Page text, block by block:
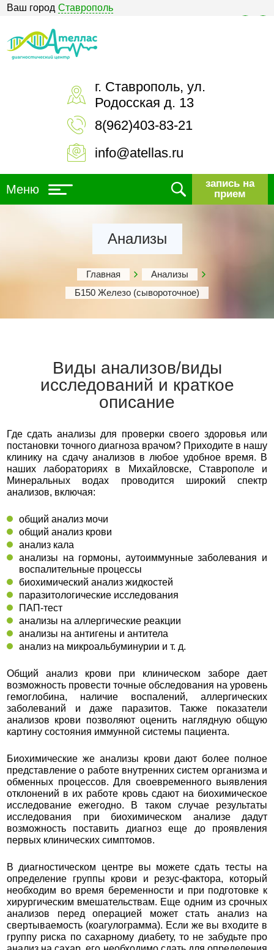
Ваш город Ставрополь
г. Ставрополь, ул.
Родосская д. 13
8(962)403-83-21
info@atellas.ru
Меню
запись на
прием
Анализы
Главная
Анализы
Б150 Железо (сывороточное)
Виды анализов/виды
исследований и краткое
описание
Где сдать анализы для проверки своего здоровья или
постановки точного диагноза врачом? Приходите в нашу
клинику на сдачу анализов в любое удобное время. В
наших лабораториях в Михайловске, Ставрополе и
Минеральных водах проводится широкий спектр
анализов, включая:
общий анализ мочи
общий анализ крови
анализ кала
анализы на гормоны, аутоиммунные заболевания и
воспалительные процессы
биохимический анализ жидкостей
паразитологические исследования
ПАП-тест
анализы на аллергические реакции
анализы на антигены и антитела
анализ на микроальбуминурии и т. д.
Общий анализ крови при клиническом заборе дает
возможность провести точные обследования на уровень
гемоглобина, наличие воспалений, аллергических
заболеваний и даже паразитов. Также показатели
анализов крови позволяют оценить наглядную общую
картину состояния иммунной системы пациента.
Биохимические же анализы крови дают более полное
представление о работе внутренних систем организма и
обменных процессов. Для своевременного выявления
отклонений в их работе кровь сдают на биохимическое
исследование ежегодно. В таком случае результаты
исследования при биохимическом анализе дадут
возможность поставить диагноз еще до проявления
первых клинических симптомов.
В диагностическом центре вы можете сдать тесты на
определение группы крови и резус-фактора, который
необходим во время беременности и при подготовке к
хирургическим вмешательствам. Еще одним из срочных
анализов перед операцией может стать анализ на
свертываемость (коагулограмма). Если же вы входите в
группу риска по сахарному диабету, то не забудьте про